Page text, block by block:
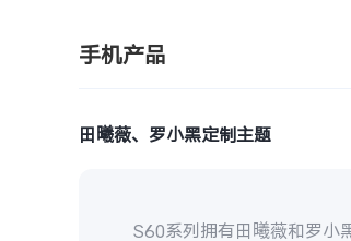
手机产品
田曦薇、罗小黑定制主题
S60系列拥有田曦薇和罗小